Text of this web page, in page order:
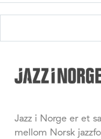
Jazz i Norge er et
mellom Norsk